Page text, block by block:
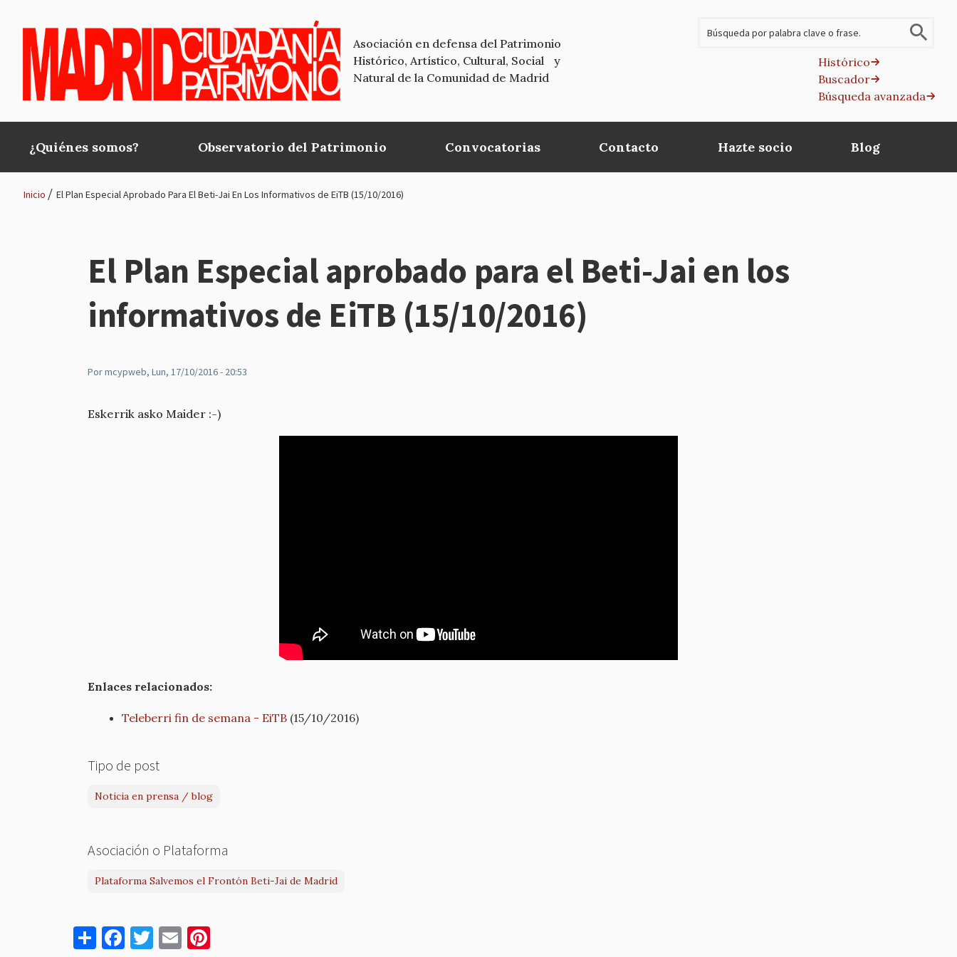
Asociación en defensa del Patrimonio
Histórico, Artístico, Cultural, Social y
Natural de la Comunidad de Madrid
Histórico
Buscador
Búsqueda avanzada
Main
navigation
¿Quiénes somos? Observatorio del Patrimonio Convocatorias Contacto Hazte socio Blog
navegación
Inicio El Plan Especial Aprobado Para El Beti-Jai En Los Informativos de EiTB (15/10/2016)
El Plan Especial aprobado para el Beti-Jai en los
informativos de EiTB (15/10/2016)
Pormcypweb, Lun, 17/10/2016 - 20:53
Eskerrik asko Maider :-)
Enlaces relacionados:
Teleberri fin de semana - EiTB (15/10/2016)
Tipo de post
Noticia en prensa / blog
Asociación o Plataforma
Plataforma Salvemos el Frontón Beti-Jai de Madrid
S F T E